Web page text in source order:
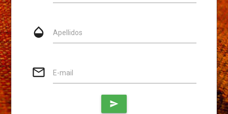
opacity Apellidos
mail_outline E-mail
send